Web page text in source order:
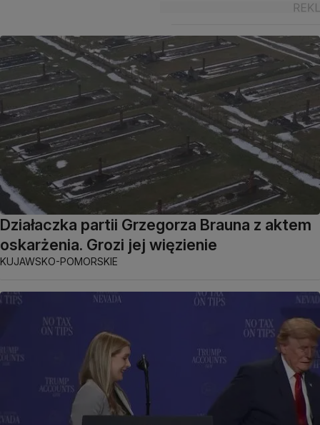
Działaczka partii Grzegorza Brauna z aktem
oskarżenia. Grozi jej więzienie
KUJAWSKO-POMORSKIE